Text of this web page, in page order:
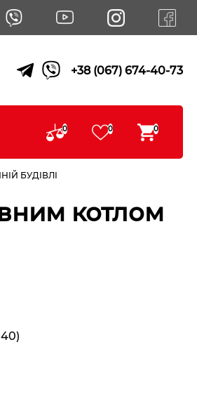
+38 (067) 674-40-73
0 0 0
БУДІВЛІ
котлом